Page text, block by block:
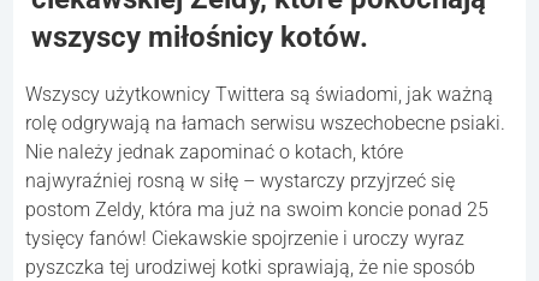
wszyscy miłośnicy kotów.
Wszyscy użytkownicy Twittera są świadomi, jak ważną
rolę odgrywają na łamach serwisu wszechobecne psiaki.
Nie należy jednak zapominać o kotach, które
najwyraźniej rosną w siłę – wystarczy przyjrzeć się
postom Zeldy, która ma już na swoim koncie ponad 25
tysięcy fanów! Ciekawskie spojrzenie i uroczy wyraz
pyszczka tej urodziwej kotki sprawiają, że nie sposób